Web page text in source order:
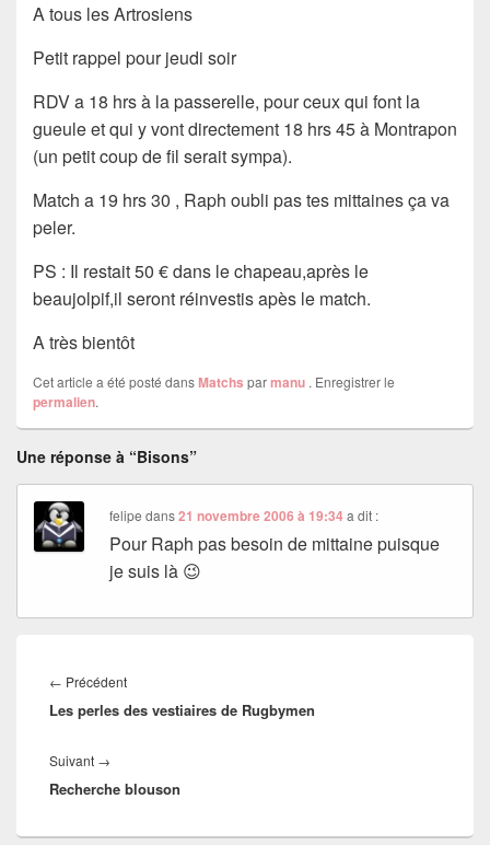
A tous les Artrosiens
Petit rappel pour jeudi soir
RDV a 18 hrs à la passerelle, pour ceux qui font la
gueule et qui y vont directement 18 hrs 45 à Montrapon
(un petit coup de fil serait sympa).
Match a 19 hrs 30 , Raph oubli pas tes mittaines ça va
peler.
PS : Il restait 50 € dans le chapeau,après le
beaujolpif,il seront réinvestis apès le match.
A très bientôt
Cet article a été posté dansMatchs parmanu . Enregistrer le
permalien.
Une réponse à “Bisons”
felipe dans21 novembre 2006 à 19:34 a dit :
Pour Raph pas besoin de mittaine puisque
je suis là 😉
de
l’article
← PrécédentArticle
précédent :
Les perles des vestiaires de Rugbymen
Suivant →
suivant :
Recherche blouson